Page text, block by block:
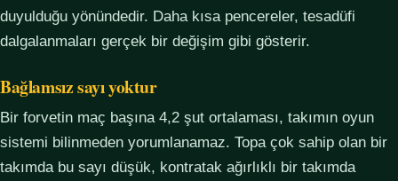
duyulduğu yönündedir. Daha kısa pencereler, tesadüfi
dalgalanmaları gerçek bir değişim gibi gösterir.
Bağlamsız sayı yoktur
Bir forvetin maç başına 4,2 şut ortalaması, takımın oyun
sistemi bilinmeden yorumlanamaz. Topa çok sahip olan bir
takımda bu sayı düşük, kontratak ağırlıklı bir takımda